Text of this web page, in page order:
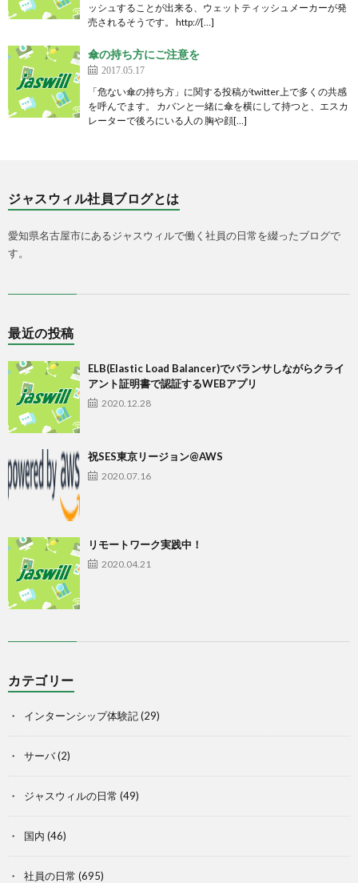
ッシュすることが出来る、ウェットティッシュメーカーが発
売されるそうです。 http://[…]
傘の持ち方にご注意を
2017.05.17
「危ない傘の持ち方」に関する投稿がtwitter上で多くの共感
を呼んでます。 カバンと一緒に傘を横にして持つと、エスカ
レーターで後ろにいる人の 胸や顔[…]
ジャスウィル社員ブログとは
愛知県名古屋市にあるジャスウィルで働く社員の日常を綴ったブログで
す。
最近の投稿
ELB(Elastic Load Balancer)でバランサしながらクライ
アント証明書で認証するWEBアプリ
2020.12.28
祝SES東京リージョン@AWS
2020.07.16
リモートワーク実践中！
2020.04.21
カテゴリー
インターンシップ体験記(29)
サーバ(2)
ジャスウィルの日常 (49)
国内 (46)
社員の日常 (695)